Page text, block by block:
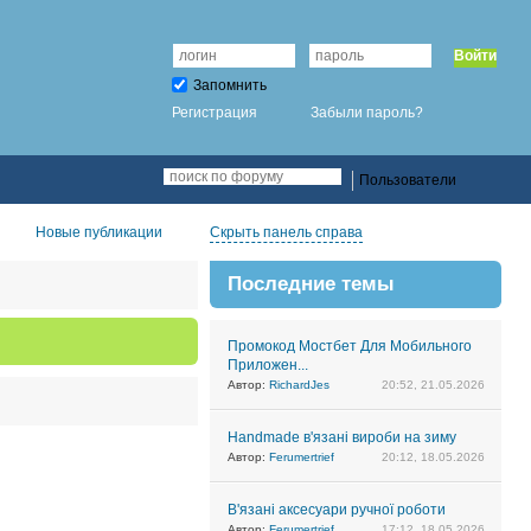
Войти
Запомнить
Регистрация
Забыли пароль?
Пользователи
Новые публикации Скрыть панель справа
Последние темы
Промокод Мостбет Для Мобильного
Приложен...
Автор: RichardJes 20:52, 21.05.2026
Handmade в'язані вироби на зиму
Автор: Ferumertrief 20:12, 18.05.2026
В'язані аксесуари ручної роботи